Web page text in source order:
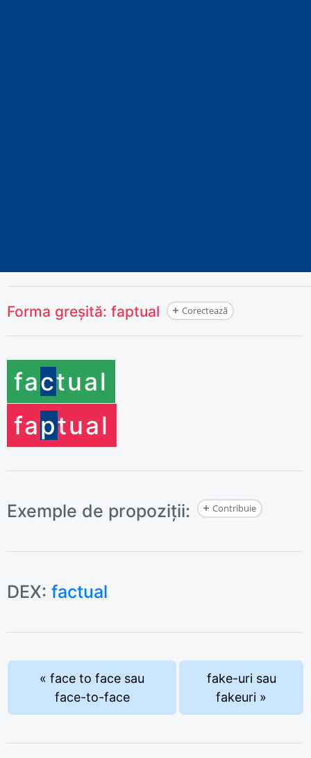
Forma greșită: faptual Corectează
factual
faptual
Exemple de propoziții: Contribuie
DEX: factual
« face to face sau
face-to-face
fake-uri sau
fakeuri »